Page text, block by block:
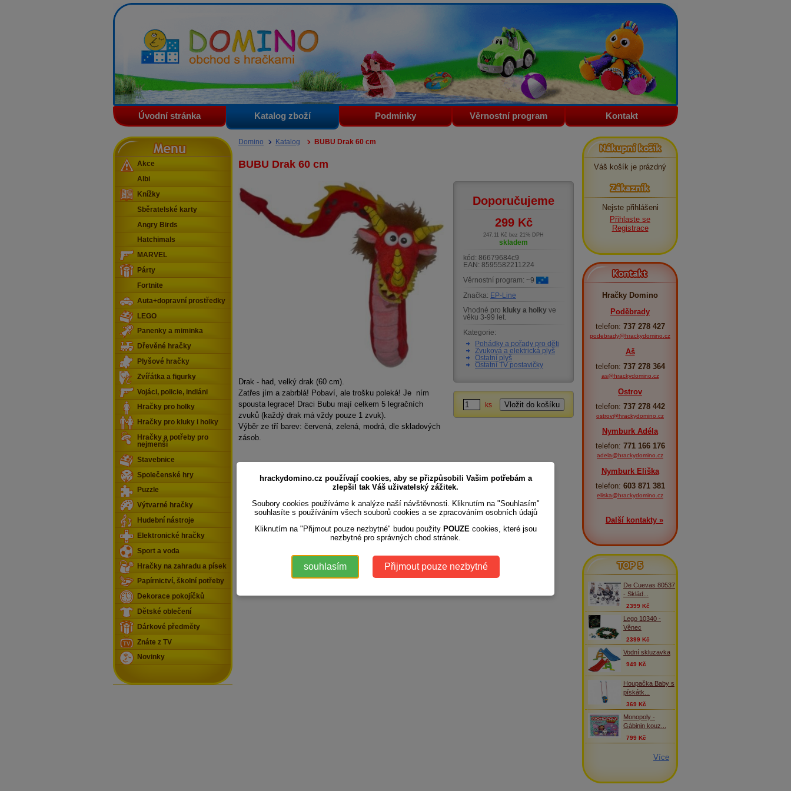
Domino - obchod s hračkami
Úvodní stránka Katalog zboží Podmínky Věrnostní program Kontakt
Domino Katalog BUBU Drak 60 cm
BUBU Drak 60 cm
Drak - had, velký drak (60 cm).
Zatřes jím a zabrblá! Pobaví, ale trošku poleká! Je ním
spousta legrace! Draci Bubu mají celkem 5 legračních
zvuků (každý drak má vždy pouze 1 zvuk).
Výběr ze tří barev: červená, zelená, modrá, dle skladových
zásob.
Doporučujeme
299 Kč
247,11 Kč bez 21% DPH
skladem
kód: 86679684c9
EAN: 8595582211224
Věrnostní program: ~9
Značka: EP-Line
Vhodné pro kluky a holky ve
věku 3-99 let.
Kategorie:
Pohádky a pořady pro děti
Zvuková a elektrická plyš
Ostatní plyš
Ostatní TV postavičky
ks
Menu
Akce
Albi
Knížky
Sběratelské karty
Angry Birds
Hatchimals
MARVEL
Párty
Fortnite
Auta+dopravní prostředky
LEGO
Panenky a miminka
Dřevěné hračky
Plyšové hračky
Zvířátka a figurky
Vojáci, policie, indiáni
Hračky pro holky
Hračky pro kluky i holky
Hračky a potřeby pro
nejmenší
Stavebnice
Společenské hry
Puzzle
Výtvarné hračky
Hudební nástroje
Elektronické hračky
Sport a voda
Hračky na zahradu a písek
Papírnictví, školní potřeby
Dekorace pokojíčků
Dětské oblečení
Dárkové předměty
Znáte z TV
Novinky
Nákupní košík
Váš košík je prázdný
Zákazník
Nejste přihlášeni
Přihlaste se
Registrace
Kontakt
Hračky Domino
Poděbrady
telefon: 737 278 427
podebrady@hrackydomino.cz
Aš
telefon: 737 278 364
as@hrackydomino.cz
Ostrov
telefon: 737 278 442
ostrov@hrackydomino.cz
Nymburk Adéla
telefon: 771 166 176
adela@hrackydomino.cz
Nymburk Eliška
telefon: 603 871 381
eliska@hrackydomino.cz
Další kontakty »
TOP 5
De Cuevas 80537
- Sklád...
2399 Kč
Lego 10340 -
Věnec
2399 Kč
Vodní skluzavka
949 Kč
Houpačka Baby s
pískátk...
369 Kč
Monopoly -
Gábinin kouz...
799 Kč
Více
hrackydomino.cz používají cookies, aby se přizpůsobili Vašim potřebám a
zlepšil tak Váš uživatelský zážitek.
Soubory cookies používáme k analýze naší návštěvnosti. Kliknutím na "Souhlasím"
souhlasíte s používáním všech souborů cookies a se zpracováním osobních údajů
Kliknutím na "Přijmout pouze nezbytné" budou použity POUZE cookies, které jsou
nezbytné pro správných chod stránek.
souhlasím Přijmout pouze nezbytné